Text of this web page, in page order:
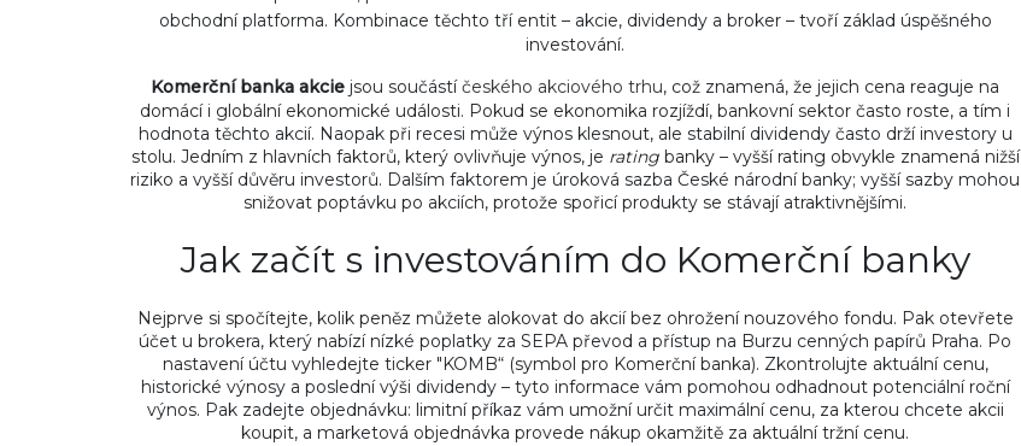
obchodní platforma. Kombinace těchto tří entit – akcie, dividendy a broker – tvoří základ úspěšného
investování.
Komerční banka akcie jsou součástíčeského akciového trhu, což znamená, že jejich cena reaguje na
domácí i globální ekonomické události. Pokud se ekonomika rozjíždí, bankovní sektor často roste, a tím i
hodnota těchto akcií. Naopak při recesi může výnos klesnout, ale stabilní dividendy často drží investory u
stolu. Jedním z hlavních faktorů, který ovlivňuje výnos, je ratingbanky – vyšší rating obvykle znamená nižší
riziko a vyšší důvěru investorů. Dalším faktorem je úroková sazba České národní banky; vyšší sazby mohou
snižovat poptávku po akciích, protože spořicí produkty se stávají atraktivnějšími.
Jak začít s investováním do Komerční banky
Nejprve si spočítejte, kolik peněz můžete alokovat do akcií bez ohrožení nouzového fondu. Pak otevřete
účet u brokera, který nabízí nízké poplatky za SEPA převod a přístup na Burzu cenných papírů Praha. Po
nastavení účtu vyhledejte ticker "KOMB“ (symbol pro Komerční banka). Zkontrolujte aktuální cenu,
historické výnosy a poslední výši dividendy – tyto informace vám pomohou odhadnout potenciální roční
výnos. Pak zadejte objednávku: limitní příkaz vám umožní určit maximální cenu, za kterou chcete akcii
koupit, a marketová objednávka provede nákup okamžitě za aktuální tržní cenu.